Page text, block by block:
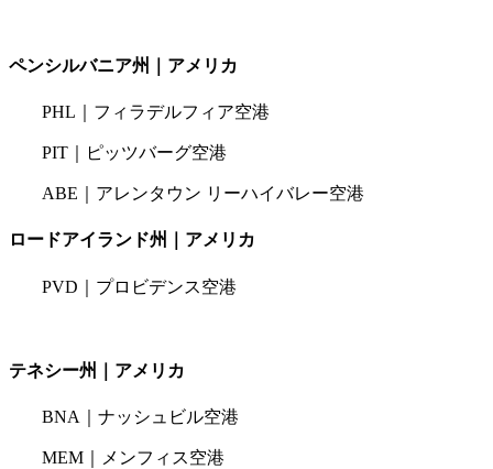
ペンシルバニア州｜アメリカ
PHL｜フィラデルフィア空港
PIT｜ピッツバーグ空港
ABE｜アレンタウン リーハイバレー空港
ロードアイランド州｜アメリカ
PVD｜プロビデンス空港
テネシー州｜アメリカ
BNA｜ナッシュビル空港
MEM｜メンフィス空港